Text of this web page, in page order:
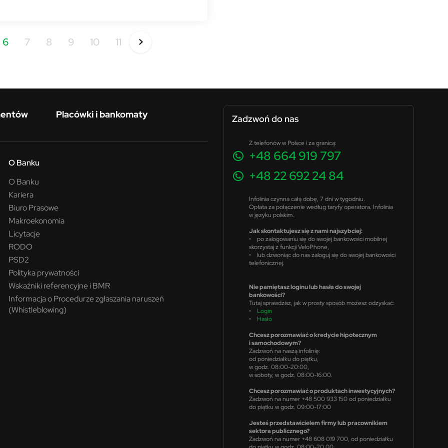
6 7 8 9 10 11
Placówki i bankomaty
O Banku
O Banku
Kariera
Biuro Prasowe
Makroekonomia
Licytacje
RODO
PSD2
Polityka prywatności
Wskaźniki referencyjne i BMR
Informacja o Procedurze zgłaszania naruszeń
(Whistleblowing)
Zadzwoń do nas
Z telefonów w Polsce i za granicą:
+48 664 919 797
+48 22 692 24 84
Infolinia czynna całą dobę, 7 dni w tygodniu.
Opłata za połączenie według taryfy operatora. Infolinia
w języku polskim.
Jak skontaktujesz się z nami najszybciej:
• po zalogowaniu się do swojej bankowości mobilnej
skorzystaj z funkcji VeloPhone,
• lub dzwoniąc do nas zaloguj się do swojej bankowości
telefonicznej.
Nie pamiętasz loginu lub hasła do swojej
bankowości?
Tutaj sprawdzisz, jak w prosty sposób możesz odzyskać:
• Login
• Hasło
Chcesz porozmawiać o kredycie hipotecznym
i samochodowym?
Zadzwoń na naszą infolinię:
od poniedziałku do piątku,
w godz. 08:00-20:00,
w soboty, w godz. 08:00-16:00.
Chcesz porozmawiać o produktach inwestycyjnych?
Zadzwoń na numer +48 500 933 150 od poniedziałku
do piątku w godz. 09:00-17:00
Jesteś przedstawicielem firmy lub pracownikiem
sektora publicznego?
Zadzwoń na numer +48 608 019 700, od poniedziałku